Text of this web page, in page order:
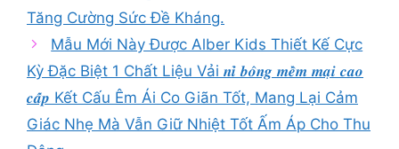
Tăng Cường Sức Đề Kháng.
Mẫu Mới Này Được Alber Kids Thiết Kế Cực
Kỳ Đặc Biệt 1 Chất Liệu Vải 𝒏𝒊̉ 𝒃𝒐̂𝒏𝒈 𝒎𝒆̂̀𝒎 𝒎𝒂̣𝒊 𝒄𝒂𝒐
𝒄𝒂̂́𝒑 Kết Cấu Êm Ái Co Giãn Tốt, Mang Lại Cảm
Giác Nhẹ Mà Vẫn Giữ Nhiệt Tốt Ấm Áp Cho Thu